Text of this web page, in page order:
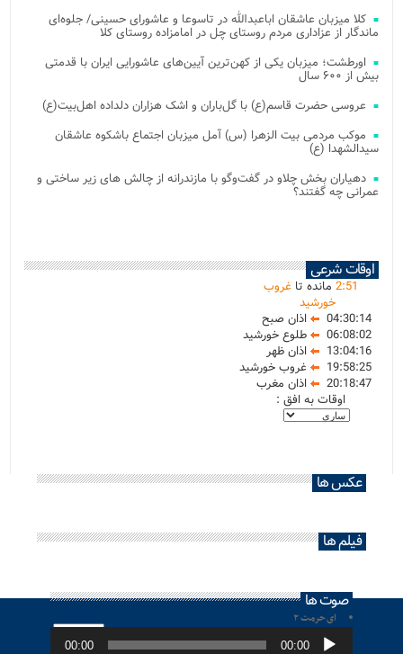
کلا میزبان عاشقان اباعبدالله در تاسوعا و عاشورای حسینی/ جلوه‌ای
ماندگار از عزاداری مردم روستای چل در امامزاده روستای کلا
اورطشت؛ میزبان یکی از کهن‌ترین آیین‌های عاشورایی ایران با قدمتی
بیش از ۶۰۰ سال
عروسی حضرت قاسم(ع) با گل‌باران و اشک هزاران دلداده اهل‌بیت(ع)
موکب مردمی بیت‌ الزهرا (س) آمل میزبان اجتماع باشکوه عاشقان
سیدالشهدا (ع)
دهیاران بخش چلاو در گفت‌وگو با مازندرانه از چالش های زیر ساختی و
عمرانی چه گفتند؟
اوقات شرعی
2:51 مانده تاغروب
خورشید
04:30:14
اذان صبح
06:08:02
طلوع خورشید
13:04:16
اذان ظهر
19:58:25
غروب خورشید
20:18:47
اذان مغرب
اوقات به افق :
عکس ها
فیلم ها
صوت ها
ای حرمت ۲
پخش‌کننده
صوت 00:00
00:00